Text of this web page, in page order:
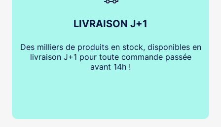
LIVRAISON J+1
Des milliers de produits en stock, disponibles en
livraison J+1 pour toute commande passée
avant 14h !